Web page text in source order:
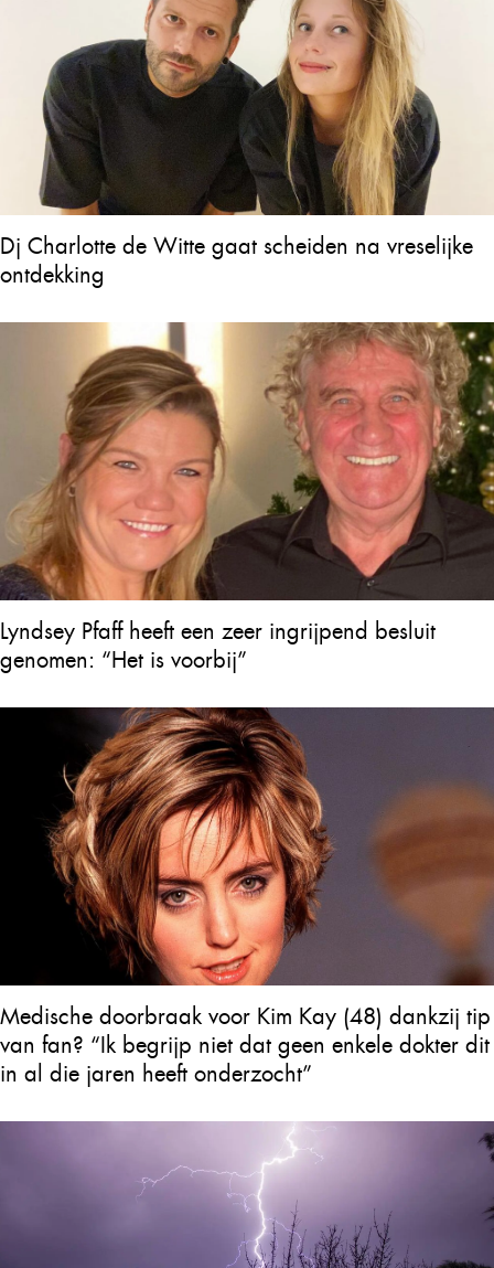
Dj Charlotte de Witte gaat scheiden na vreselijke
ontdekking
Lyndsey Pfaff heeft een zeer ingrijpend besluit
genomen: “Het is voorbij”
Medische doorbraak voor Kim Kay (48) dankzij tip
van fan? “Ik begrijp niet dat geen enkele dokter dit
in al die jaren heeft onderzocht”